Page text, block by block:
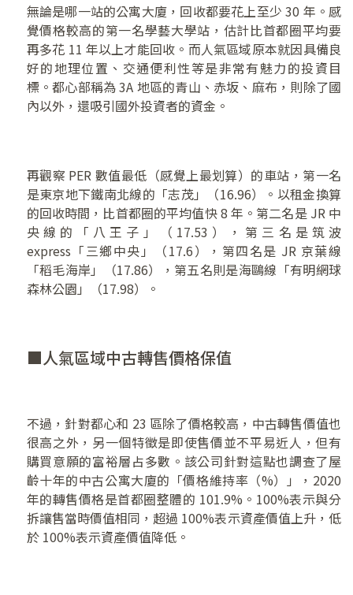
無論是哪一站的公寓大廈，回收都要花上至少 30 年。感
覺價格較高的第一名學藝大學站，估計比首都圈平均要
再多花 11 年以上才能回收。而人氣區域原本就因具備良
好的地理位置、交通便利性等是非常有魅力的投資目
標。都心部稱為 3A 地區的青山、赤坂、麻布，則除了國
內以外，還吸引國外投資者的資金。
再觀察 PER 數值最低（感覺上最划算）的車站，第一名
是東京地下鐵南北線的「志茂」（16.96）。以租金換算
的回收時間，比首都圈的平均值快 8 年。第二名是 JR 中
央線的「八王子」（17.53），第三名是筑波
express「三鄉中央」（17.6），第四名是 JR 京葉線
「稻毛海岸」（17.86），第五名則是海鷗線「有明網球
森林公園」（17.98）。
■人氣區域中古轉售價格保值
不過，針對都心和 23 區除了價格較高，中古轉售價值也
很高之外，另一個特徵是即使售價並不平易近人，但有
購買意願的富裕層占多數。該公司針對這點也調查了屋
齡十年的中古公寓大廈的「價格維持率（%）」，2020
年的轉售價格是首都圈整體的 101.9%。100%表示與分
拆讓售當時價值相同，超過 100%表示資產價值上升，低
於 100%表示資產價值降低。